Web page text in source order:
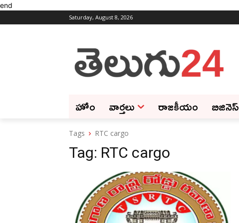
end
Saturday, August 8, 2026
హోం వార్తలు రాజకీయం బిజినెస్‌
Tags RTC cargo
Tag: RTC cargo